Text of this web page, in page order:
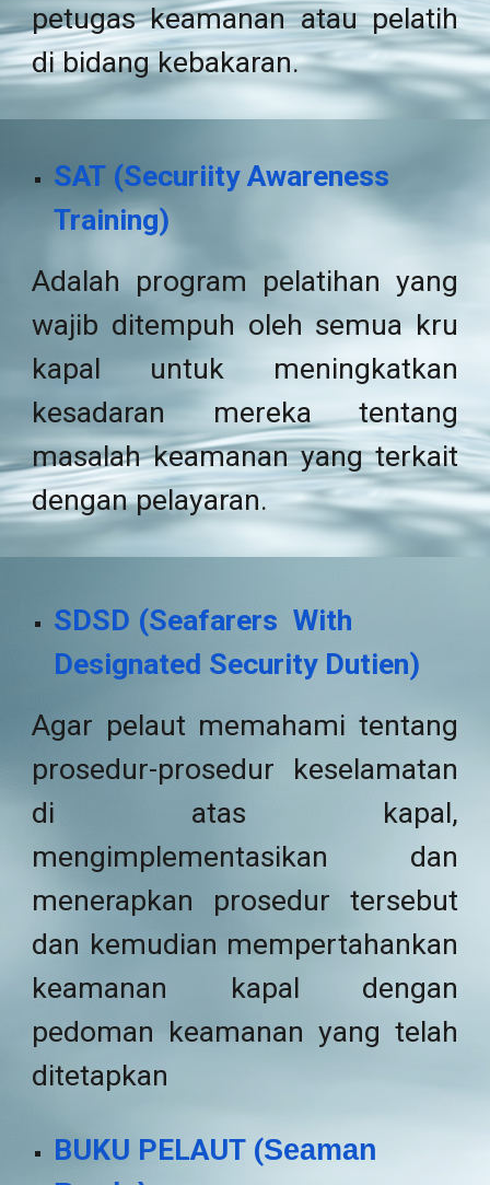
petugas keamanan atau pelatih
di bidang kebakaran.
SAT (Securiity Awareness
Training)
Adalah program pelatihan yang
wajib ditempuh oleh semua kru
kapal untuk meningkatkan
kesadaran mereka tentang
masalah keamanan yang terkait
dengan pelayaran.
SDSD (Seafarers With
Designated Security Dutien)
Agar pelaut memahami tentang
prosedur-prosedur keselamatan
di atas kapal,
mengimplementasikan dan
menerapkan prosedur tersebut
dan kemudian mempertahankan
keamanan kapal dengan
pedoman keamanan yang telah
ditetapkan
BUKU PELAUT (Seaman